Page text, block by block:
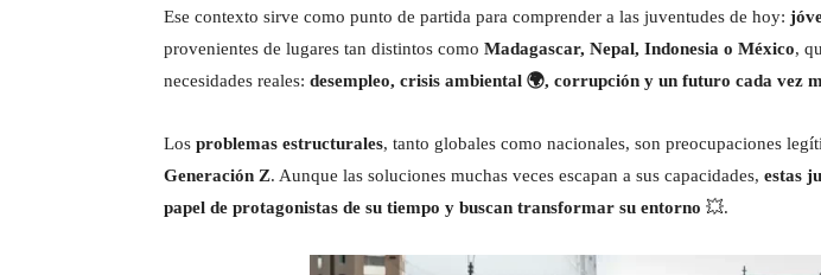
Ese contexto sirve como punto de partida para comprender a las juventudes de hoy:
provenientes de lugares tan distintos como Madagascar, Nepal, Indonesia o México,
necesidades reales: desempleo, crisis ambiental 🌍, corrupción y un futuro cada vez
Los problemas estructurales, tanto globales como nacionales, son preocupaciones
Generación Z. Aunque las soluciones muchas veces escapan a sus capacidades, estas
papel de protagonistas de su tiempo y buscan transformar su entorno 💥.